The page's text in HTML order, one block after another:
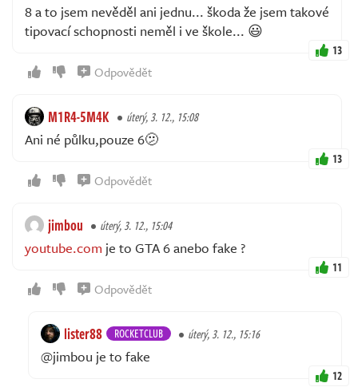
8 a to jsem nevěděl ani jednu... škoda že jsem takové
tipovací schopnosti neměl i ve škole... 😃
13
Odpovědět
M1R4-5M4K úterý, 3. 12., 15:08
Ani né půlku,pouze 6🫤
13
Odpovědět
jimbou úterý, 3. 12., 15:04
youtube.com je to GTA 6 anebo fake ?
11
Odpovědět
lister88 ROCKETCLUB úterý, 3. 12., 15:16
@jimbou je to fake
12